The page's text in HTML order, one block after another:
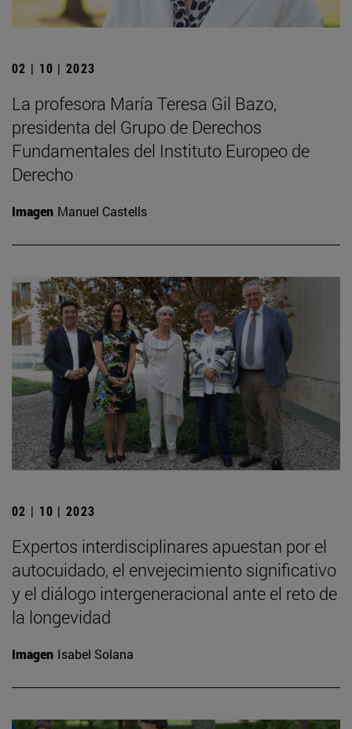
02 | 10 | 2023
La profesora María Teresa Gil Bazo,
presidenta del Grupo de Derechos
Fundamentales del Instituto Europeo de
Derecho
Imagen Manuel Castells
02 | 10 | 2023
Expertos interdisciplinares apuestan por el
autocuidado, el envejecimiento significativo
y el diálogo intergeneracional ante el reto de
la longevidad
Imagen Isabel Solana